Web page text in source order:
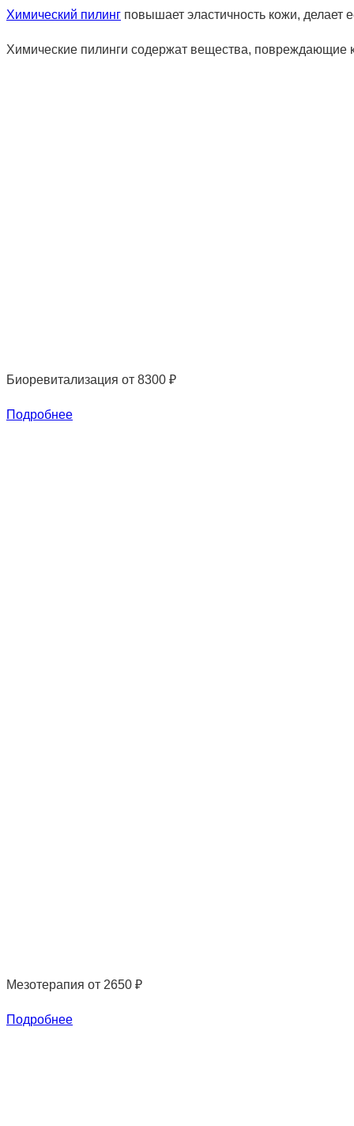
Химический пилинг повышает эластичность кожи, делает
Химические пилинги содержат вещества, повреждающие
Биоревитализация от 8300 ₽
Подробнее
Мезотерапия от 2650 ₽
Подробнее